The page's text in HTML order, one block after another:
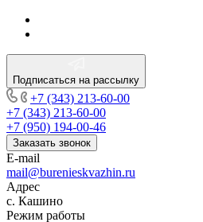
Подписаться на рассылку
+7 (343) 213-60-00
+7 (343) 213-60-00
+7 (950) 194-00-46
Заказать звонок
E-mail
mail@burenieskvazhin.ru
Адрес
с. Кашино
Режим работы